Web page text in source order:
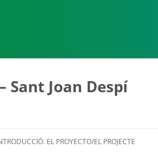
Joan Despí
al EL PROYECTO/EL PROJECTE